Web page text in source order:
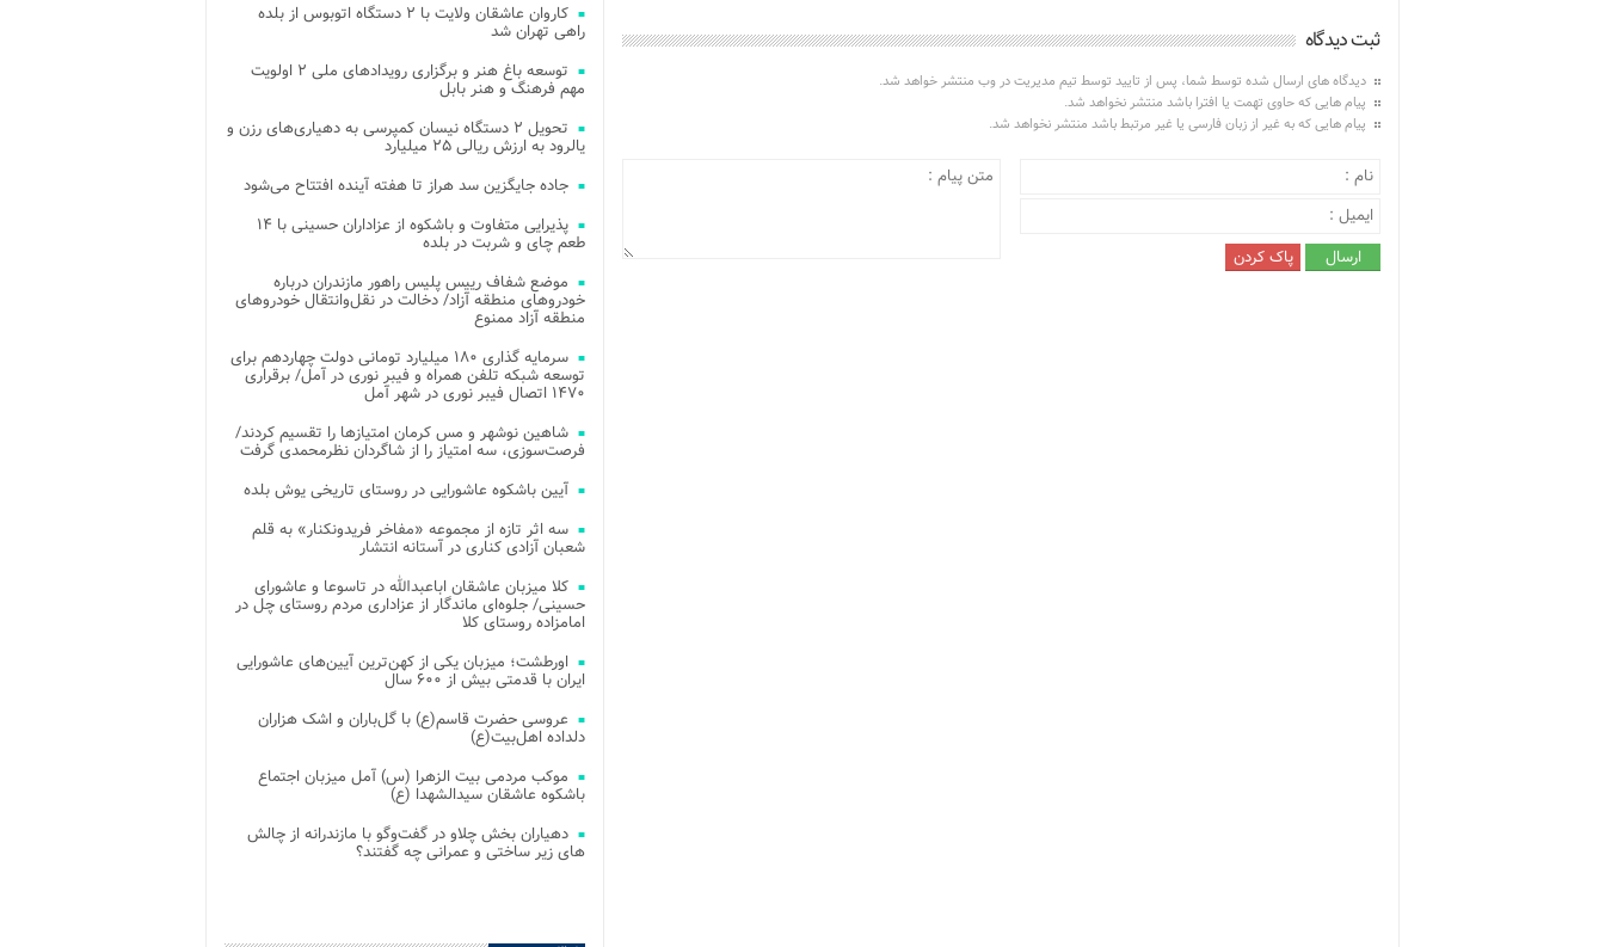
ثبت دیدگاه
دیدگاه های ارسال شده توسط شما، پس از تایید توسط تیم مدیریت در وب منتشر خواهد شد.
پیام هایی که حاوی تهمت یا افترا باشد منتشر نخواهد شد.
پیام هایی که به غیر از زبان فارسی یا غیر مرتبط باشد منتشر نخواهد شد.
کاروان عاشقان ولایت با ۲ دستگاه اتوبوس از بلده
راهی تهران شد
توسعه باغ هنر و برگزاری رویدادهای ملی ۲ اولویت
مهم فرهنگ و هنر بابل
تحویل ۲ دستگاه نیسان کمپرسی به دهیاری‌های رزن و
یالرود به ارزش ریالی ۲۵ میلیارد
جاده جایگزین سد هراز تا هفته آینده افتتاح می‌شود
پذیرایی متفاوت و باشکوه از عزاداران حسینی با ۱۴
طعم چای و شربت در بلده
موضع شفاف رییس پلیس راهور مازندران درباره
خودروهای منطقه آزاد/ دخالت در نقل‌وانتقال خودروهای
منطقه آزاد ممنوع
سرمایه گذاری ۱۸۰ میلیارد تومانی دولت چهاردهم برای
توسعه شبکه تلفن همراه و فیبر نوری در آمل/ برقراری
۱۴۷۰ اتصال فیبر نوری در شهر آمل
شاهین نوشهر و مس کرمان امتیازها را تقسیم کردند/
فرصت‌سوزی، سه امتیاز را از شاگردان نظرمحمدی گرفت
آیین باشکوه عاشورایی در روستای تاریخی یوش بلده
سه اثر تازه از مجموعه «مفاخر فریدونکنار» به قلم
شعبان آزادی کناری در آستانه انتشار
کلا میزبان عاشقان اباعبدالله در تاسوعا و عاشورای
حسینی/ جلوه‌ای ماندگار از عزاداری مردم روستای چل در
امامزاده روستای کلا
اورطشت؛ میزبان یکی از کهن‌ترین آیین‌های عاشورایی
ایران با قدمتی بیش از ۶۰۰ سال
عروسی حضرت قاسم(ع) با گل‌باران و اشک هزاران
دلداده اهل‌بیت(ع)
موکب مردمی بیت‌ الزهرا (س) آمل میزبان اجتماع
باشکوه عاشقان سیدالشهدا (ع)
دهیاران بخش چلاو در گفت‌وگو با مازندرانه از چالش
های زیر ساختی و عمرانی چه گفتند؟